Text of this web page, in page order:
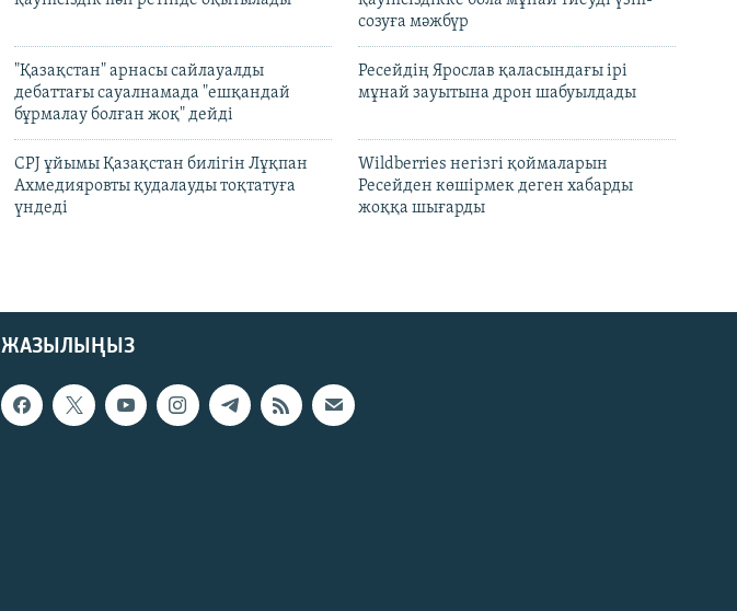
созуға мәжбүр
"Қазақстан" арнасы сайлауалды
дебаттағы сауалнамада "ешқандай
бұрмалау болған жоқ" дейді
Ресейдің Ярослав қаласындағы ірі
мұнай зауытына дрон шабуылдады
CPJ ұйымы Қазақстан билігін Лұқпан
Ахмедияровты қудалауды тоқтатуға
үндеді
Wildberries негізгі қоймаларын
Ресейден көшірмек деген хабарды
жоққа шығарды
ЖАЗЫЛЫҢЫЗ